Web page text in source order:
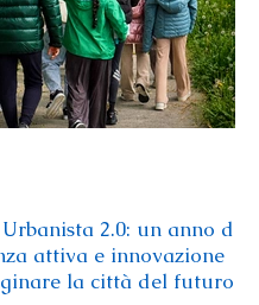
2.0: un anno di
attiva e innovazione
la città del futuro